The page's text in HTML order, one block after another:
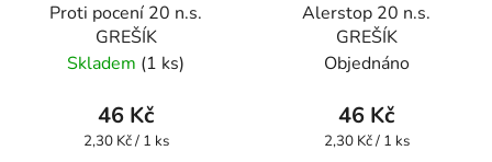
Proti pocení 20 n.s.
GREŠÍK
Skladem (1 ks)
46 Kč
Měrná
2,30 Kč / 1 ks
Alerstop 20 n.s.
GREŠÍK
Objednáno
46 Kč
Měrná
2,30 Kč / 1 ks